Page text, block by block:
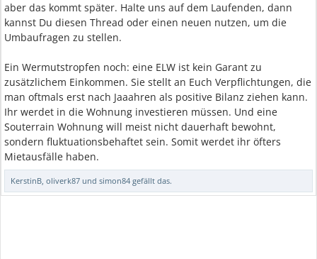
aber das kommt später. Halte uns auf dem Laufenden, dann
kannst Du diesen Thread oder einen neuen nutzen, um die
Umbaufragen zu stellen.
Ein Wermutstropfen noch: eine ELW ist kein Garant zu
zusätzlichem Einkommen. Sie stellt an Euch Verpflichtungen, die
man oftmals erst nach Jaaahren als positive Bilanz ziehen kann.
Ihr werdet in die Wohnung investieren müssen. Und eine
Souterrain Wohnung will meist nicht dauerhaft bewohnt,
sondern fluktuationsbehaftet sein. Somit werdet ihr öfters
Mietausfälle haben.
KerstinB, oliverk87 und simon84 gefällt das.